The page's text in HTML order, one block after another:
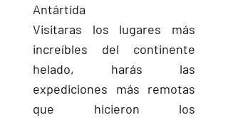
Antártida
Visitaras los lugares más
increíbles del continente
helado, harás las
expediciones más remotas
que hicieron los